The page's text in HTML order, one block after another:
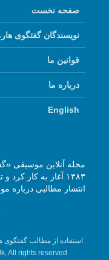
صفحه نخست
نویسندگان گفتگوی
قوانین ما
درباره ما
English
۱۳۸۳ آغاز به کار
انتشار مطالبی درباره
استفاده از مطالب
All rights reserved.